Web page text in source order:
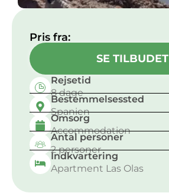
Pris fra:
SE TILBUDET
Rejsetid
8 dage
Bestemmelsessted
Spanien
Omsorg
Accommodation
Antal personer
2 personer
Indkvartering
Apartment Las Olas